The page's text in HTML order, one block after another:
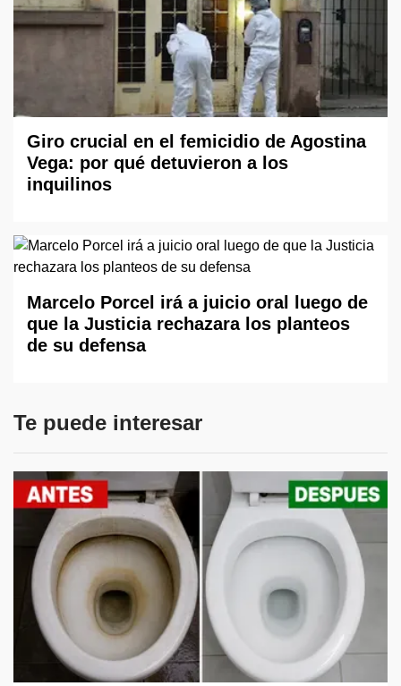
Giro crucial en el femicidio de Agostina
Vega: por qué detuvieron a los
inquilinos
Marcelo Porcel irá a juicio oral luego de
que la Justicia rechazara los planteos
de su defensa
Te puede interesar